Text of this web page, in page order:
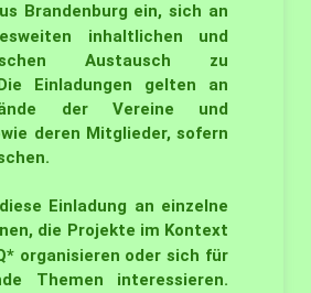
Brandenburg ein, sich an
inhaltlichen und
Austausch zu
Einladungen gelten an
der Vereine und
deren Mitglieder, sofern
Einladung an einzelne
die Projekte im Kontext
organisieren oder sich für
Themen interessieren.